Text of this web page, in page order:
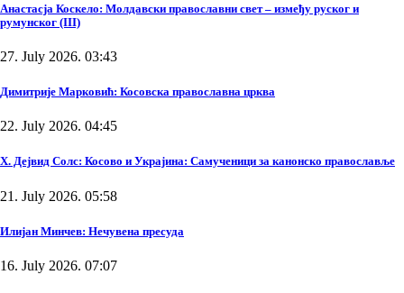
Анастасја Коскело: Молдавски православни свет – између руског и
румунског (III)
27. July 2026. 03:43
Димитрије Марковић: Косовска православна црква
22. July 2026. 04:45
Х. Дејвид Солс: Косово и Украјина: Самученици за канонско православље
21. July 2026. 05:58
Илијан Минчев: Нечувена пресуда
16. July 2026. 07:07